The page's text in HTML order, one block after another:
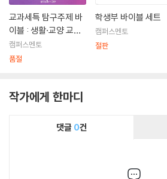
교과세특 탐구주제 바
이블 : 생활·교양 교과
군 2
캠퍼스멘토
품절
학생부 바이블 세트
캠퍼스멘토
절판
작가에게 한마디
댓글 0건